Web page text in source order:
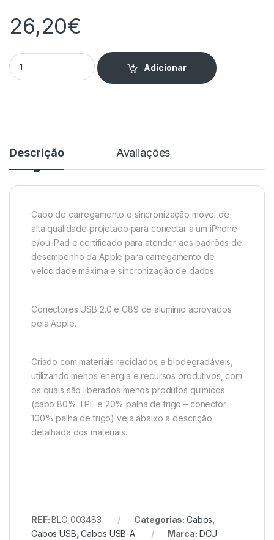
26,20€
Cabo Lightning para iPhone/iPad ECO Friendly 1.5m quantity
Adicionar
Descrição Avaliações
Cabo de carregamento e sincronização móvel de
alta qualidade projetado para conectar a um iPhone
e/ou iPad e certificado para atender aos padrões de
desempenho da Apple para carregamento de
velocidade máxima e sincronização de dados.
Conectores USB 2.0 e C89 de alumínio aprovados
pela Apple.
Criado com materiais reciclados e biodegradáveis,
utilizando menos energia e recursos produtivos, com
os quais são liberados menos produtos químicos
(cabo 80% TPE e 20% palha de trigo – conector
100% palha de trigo) veja abaixo a descrição
detalhada dos materiais.
REF:BLO_003483 Categorias: Cabos
Cabos USB ,Cabos USB-A Marca: DCU